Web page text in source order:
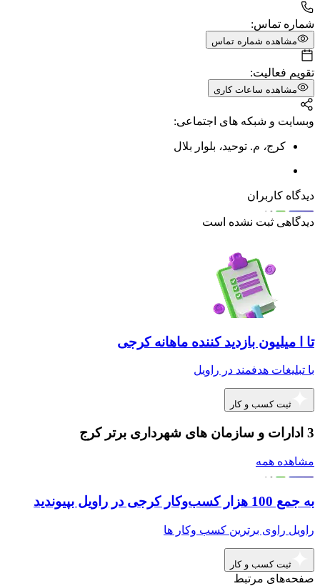
شماره تماس:
مشاهده شماره تماس
تقویم فعالیت:
مشاهده ساعات کاری
وبسایت و شبکه های اجتماعی:
کرج، م. توحید، بلوار بلال
دیدگاه کاربران
دیدگاهی ثبت نشده است
تا ا میلیون بازدید کننده ماهانه کرجی
با تبلیغات هدفمند در راویل
ثبت کسب و کار
3 ادارات و سازمان های شهرداری برتر کرج
مشاهده همه
به جمع 100 هزار کسب‌وکار کرجی در راویل بپیوندید
راویل راوی برترین کسب وکار ها
ثبت کسب و کار
صفحه‌های مرتبط